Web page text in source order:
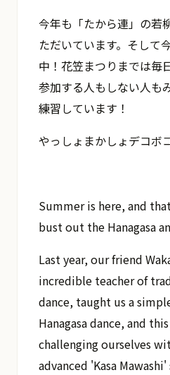
今年も「たから連」の若
ただいています。そして
中！花笠まつりまでは毎
参加する人もしない人も
練習しています！
やっしょまかしょデコボ
Summer is here, and
bust out the Hanagasa
Last year, our friend
incredible teacher of
dance, taught us a
Hanagasa dance, and
challenging ourselves
advanced 'Kasa